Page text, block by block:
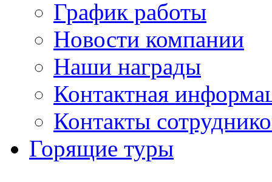
График работы
Новости компании
Наши награды
Контактная
Контакты
Горящие туры